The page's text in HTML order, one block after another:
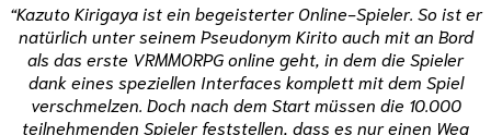
“Kazuto Kirigaya ist ein begeisterter Online-Spieler. So ist er
natürlich unter seinem Pseudonym Kirito auch mit an Bord
als das erste VRMMORPG online geht, in dem die Spieler
dank eines speziellen Interfaces komplett mit dem Spiel
verschmelzen. Doch nach dem Start müssen die 10.000
teilnehmenden Spieler feststellen, dass es nur einen Weg